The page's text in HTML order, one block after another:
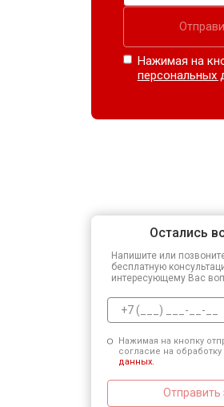
Нажимая на
персональных
Остались
Напишите или
бесплатную
интересующему Вас
Нажимая на кнопку
согласие на
данных.
Отправить